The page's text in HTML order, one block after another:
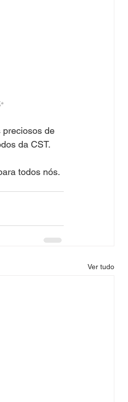
preciosos de
da CST.
todos nós.
Ver tudo